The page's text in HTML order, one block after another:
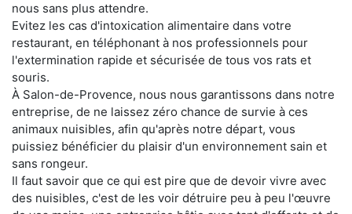
nous sans plus attendre.
Evitez les cas d'intoxication alimentaire dans votre
restaurant, en téléphonant à nos professionnels pour
l'extermination rapide et sécurisée de tous vos rats et
souris.
À Salon-de-Provence, nous nous garantissons dans notre
entreprise, de ne laissez zéro chance de survie à ces
animaux nuisibles, afin qu'après notre départ, vous
puissiez bénéficier du plaisir d'un environnement sain et
sans rongeur.
Il faut savoir que ce qui est pire que de devoir vivre avec
des nuisibles, c'est de les voir détruire peu à peu l'œuvre